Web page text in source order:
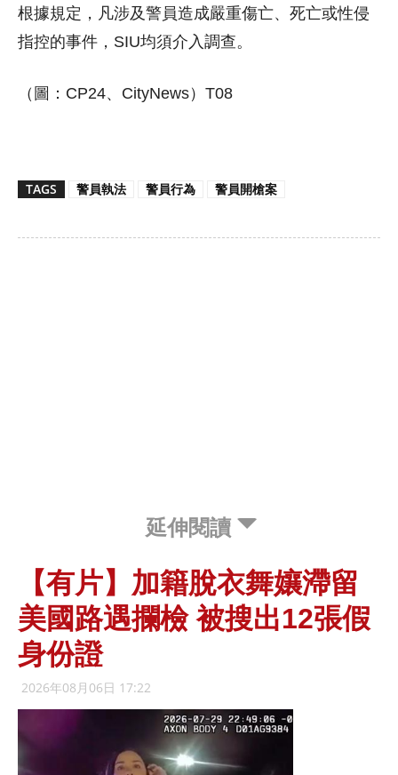
根據規定，凡涉及警員造成嚴重傷亡、死亡或性侵
指控的事件，SIU均須介入調查。
（圖：CP24、CityNews）T08
TAGS 警員執法 警員行為 警員開槍案
延伸閱讀
【有片】加籍脫衣舞孃滯留
美國路遇攔檢 被搜出12張假
身份證
2026年08月06日 17:22